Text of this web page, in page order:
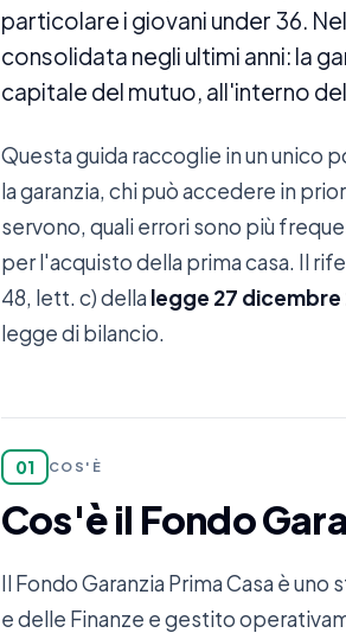
particolare i giovani under 36.
consolidata negli ultimi anni: la
capitale del mutuo, all'interno
Questa guida raccoglie in un unico
la garanzia, chi può accedere in
servono, quali errori sono più
per l'acquisto della prima casa. Il
48, lett. c) della legge 27 dicembre
legge di bilancio.
01 COS'È
Cos'è il Fondo
Il Fondo Garanzia Prima Casa è
e delle Finanze e gestito